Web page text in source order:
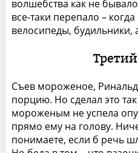
волшебства как не
все-таки перепало –
велосипеды, будильники,
Съев мороженое,
порцию. Но сделал это
мороженым не успела
прямо ему на голову.
понимаете, если б речь